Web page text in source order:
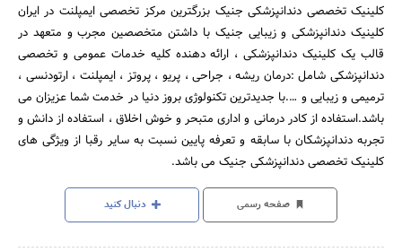
کلینیک تخصصی دندانپزشکی جنیک بزرگترین مرکز تخصصی ایمپلنت در ایران
کلینیک دندانپزشکی و زیبایی جنیک با داشتن متخصصین مجرب و متعهد در
قالب یک کلینیک دندانپزشکی ، ارائه دهنده کلیه خدمات عمومی و تخصصی
دندانپزشکی شامل :درمان ریشه ، جراحی ، پریو ، پروتز ، ایمپلنت ، ارتودنسی ،
ترمیمی و زیبایی و ….با جدیدترین تکنولوژی بروز دنیا در خدمت شما عزیزان می
باشد.استفاده از کادر درمانی و اداری متبحر و خوش اخلاق ، استفاده از دانش و
تجربه دندانپزشکان با سابقه و تعرفه پایین نسبت به سایر رقبا از ویژگی های
کلینیک تخصصی دندانپزشکی جنیک می باشد.
صفحه رسمی دنبال کنید